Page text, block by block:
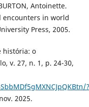
Antoinette.
encounters in world
Press, 2005.
história: o
v. 27, n. 1, p. 24-30,
?
2025.